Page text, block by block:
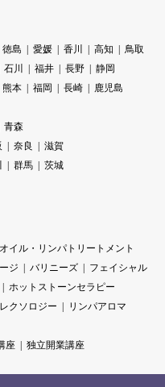
徳島 愛媛 香川 高知
鳥取
石川 福井 長野
静岡
熊本 福岡 長崎
鹿児島
青森
奈良
滋賀
群馬 茨城
オイル・リンパトリートメント
ジ バリニーズ
フェイシャル
ホットストーンセラピー
クソロジー
リンパアロマ
座 独立開業講座